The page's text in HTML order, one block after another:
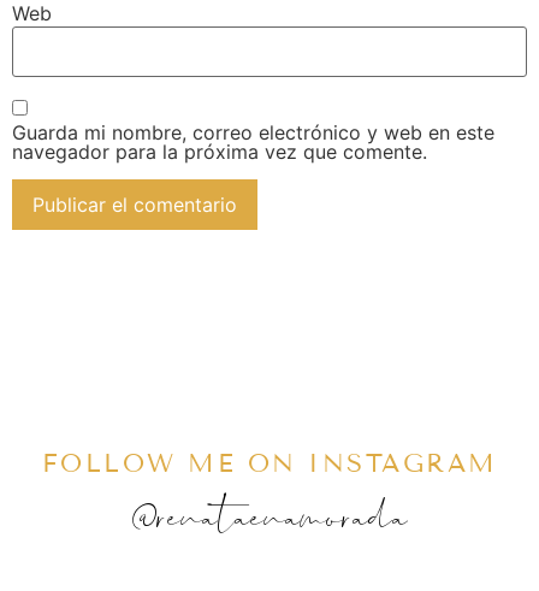
Web
Guarda mi nombre, correo electrónico y web en este
navegador para la próxima vez que comente.
FOLLOW ME ON INSTAGRAM
@renataenamorada